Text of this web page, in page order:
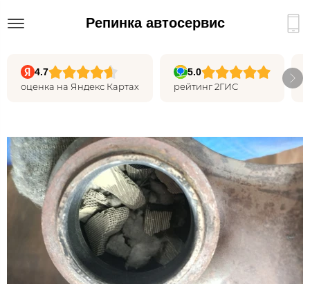
Репинка автосервис
4.7
оценка на Яндекс Картах
5.0
рейтинг 2ГИС